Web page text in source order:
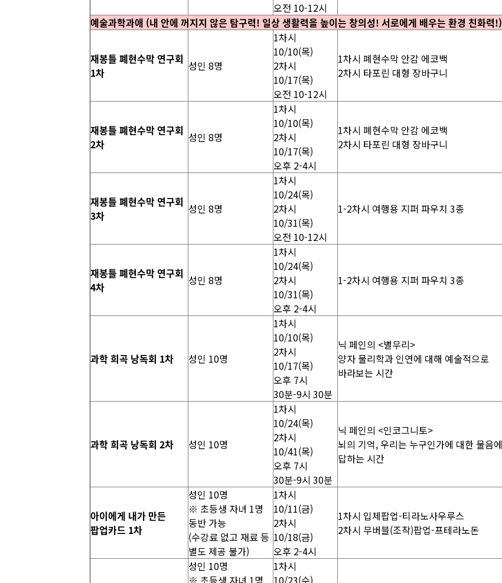
오전 10-12시
예술과학과애 (내 안에 꺼지지 않은 탐구력! 일상 생활력을 높이는 창의성! 서로에게 배우는 환경 친화력!)
재봉틀 폐현수막 연구회
1차
성인 8명
1차시
10/10(목)
2차시
10/17(목)
오전 10-12시
1차시 폐현수막 안감 에코백
2차시 타포린 대형 장바구니
재봉틀 폐현수막 연구회
2차
성인 8명
1차시
10/10(목)
2차시
10/17(목)
오후 2-4시
1차시 폐현수막 안감 에코백
2차시 타포린 대형 장바구니
재봉틀 폐현수막 연구회
3차
성인 8명
1차시
10/24(목)
2차시
10/31(목)
오전 10-12시
1-2차시 여행용 지퍼 파우치 3종
재봉틀 폐현수막 연구회
4차
성인 8명
1차시
10/24(목)
2차시
10/31(목)
오후 2-4시
1-2차시 여행용 지퍼 파우치 3종
과학 희곡 낭독회 1차 성인 10명
1차시
10/10(목)
2차시
10/17(목)
오후 7시
30분-9시 30분
닉 페인의 <별무리>
양자 물리학과 인연에 대해 예술적으로
바라보는 시간
과학 희곡 낭독회 2차 성인 10명
1차시
10/24(목)
2차시
10/41(목)
오후 7시
30분-9시 30분
닉 페인의 <인코그니토>
뇌의 기억, 우리는 누구인가에 대한 물음에
답하는 시간
아이에게 내가 만든
팝업카드 1차
성인 10명
※ 초등생 자녀 1명
동반 가능
(수강료 없고 재료 등
별도 제공 불가)
1차시
10/11(금)
2차시
10/18(금)
오후 2-4시
1차시 입체팝업-티라노사우루스
2차시 무버블(조작)팝업-프테라노돈
성인 10명
※ 초등생 자녀 1명
1차시
10/23(수)